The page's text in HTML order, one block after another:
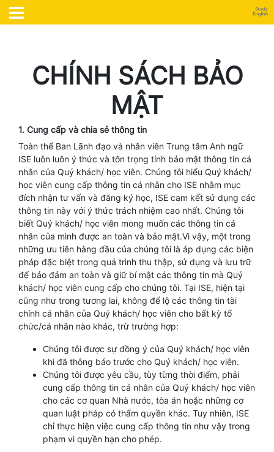
CHÍNH SÁCH BẢO
MẬT
1. Cung cấp và chia sẻ thông tin
Toàn thể Ban Lãnh đạo và nhân viên Trung tâm Anh ngữ
ISE luôn luôn ý thức và tôn trọng tính bảo mật thông tin cá
nhân của Quý khách/ học viên. Chúng tôi hiểu Quý khách/
học viên cung cấp thông tin cá nhân cho ISE nhằm mục
đích nhận tư vấn và đăng ký học, ISE cam kết sử dụng các
thông tin này với ý thức trách nhiệm cao nhất. Chúng tôi
biết Quý khách/ học viên mong muốn các thông tin cá
nhân của mình được an toàn và bảo mật.Vì vậy, một trong
những ưu tiên hàng đầu của chúng tôi là áp dụng các biện
pháp đặc biệt trong quá trình thu thập, sử dụng và lưu trữ
để bảo đảm an toàn và giữ bí mật các thông tin mà Quý
khách/ học viên cung cấp cho chúng tôi. Tại ISE, hiện tại
cũng như trong tương lai, không để lộ các thông tin tài
chính cá nhân của Quý khách/ học viên cho bất kỳ tổ
chức/cá nhân nào khác, trừ trường hợp:
Chúng tôi được sự đồng ý của Quý khách/ học viên
khi đã thông báo trước cho Quý khách/ học viên.
Chúng tôi được yêu cầu, tùy từng thời điểm, phải
cung cấp thông tin cá nhân của Quý khách/ học viên
cho các cơ quan Nhà nước, tòa án hoặc những cơ
quan luật pháp có thẩm quyền khác. Tuy nhiên, ISE
chỉ thực hiện việc cung cấp thông tin như vậy trong
phạm vi quyền hạn cho phép.